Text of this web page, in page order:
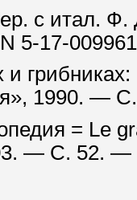
с итал.
5-17-
и
1990. —
= Le
— С. 52. —